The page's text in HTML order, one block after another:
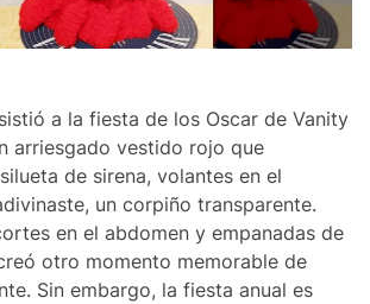
a la fiesta de los Oscar de Vanity
arriesgado vestido rojo que
de sirena, volantes en el
un corpiño transparente.
en el abdomen y empanadas de
otro momento memorable de
Sin embargo, la fiesta anual es